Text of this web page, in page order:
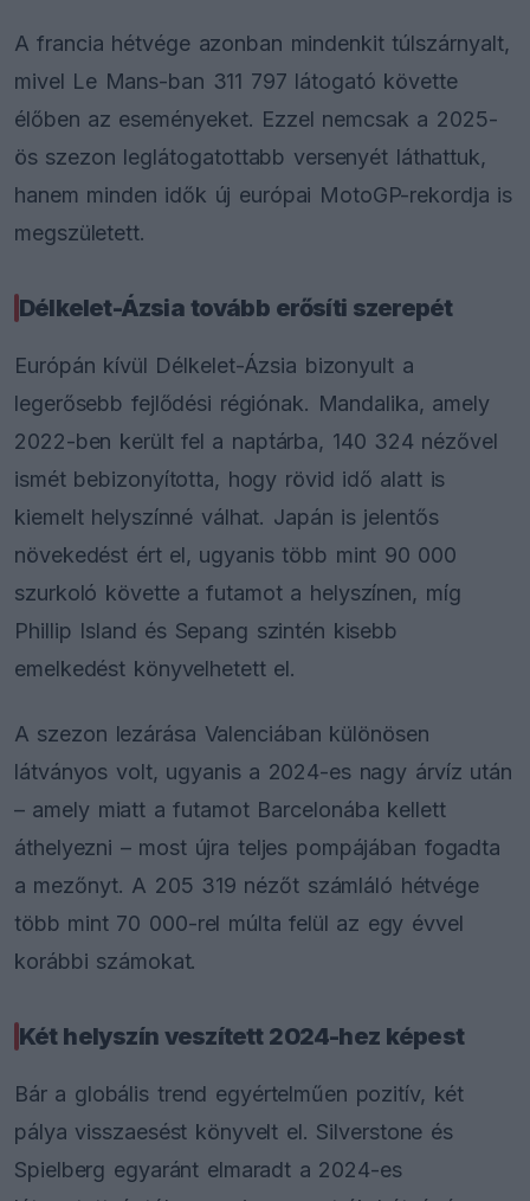
A francia hétvége azonban mindenkit túlszárnyalt,
mivel Le Mans-ban 311 797 látogató követte
élőben az eseményeket. Ezzel nemcsak a 2025-
ös szezon leglátogatottabb versenyét láthattuk,
hanem minden idők új európai MotoGP-rekordja is
megszületett.
Délkelet-Ázsia tovább erősíti szerepét
Európán kívül Délkelet-Ázsia bizonyult a
legerősebb fejlődési régiónak. Mandalika, amely
2022-ben került fel a naptárba, 140 324 nézővel
ismét bebizonyította, hogy rövid idő alatt is
kiemelt helyszínné válhat. Japán is jelentős
növekedést ért el, ugyanis több mint 90 000
szurkoló követte a futamot a helyszínen, míg
Phillip Island és Sepang szintén kisebb
emelkedést könyvelhetett el.
A szezon lezárása Valenciában különösen
látványos volt, ugyanis a 2024-es nagy árvíz után
– amely miatt a futamot Barcelonába kellett
áthelyezni – most újra teljes pompájában fogadta
a mezőnyt. A 205 319 nézőt számláló hétvége
több mint 70 000-rel múlta felül az egy évvel
korábbi számokat.
Két helyszín veszített 2024-hez képest
Bár a globális trend egyértelműen pozitív, két
pálya visszaesést könyvelt el. Silverstone és
Spielberg egyaránt elmaradt a 2024-es